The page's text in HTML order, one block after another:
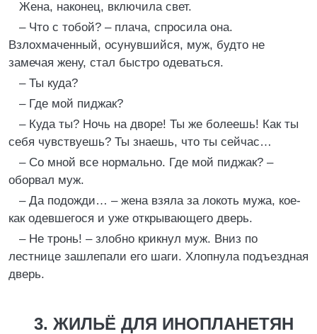
Жена, наконец, включила свет.
– Что с тобой? – плача, спросила она.
Взлохмаченный, осунувшийся, муж, будто не
замечая жену, стал быстро одеваться.
– Ты куда?
– Где мой пиджак?
– Куда ты? Ночь на дворе! Ты же болеешь! Как ты
себя чувствуешь? Ты знаешь, что ты сейчас…
– Со мной все нормально. Где мой пиджак? –
оборвал муж.
– Да подожди… – жена взяла за локоть мужа, кое-
как одевшегося и уже открывающего дверь.
– Не тронь! – злобно крикнул муж. Вниз по
лестнице зашлепали его шаги. Хлопнула подъездная
дверь.
3. ЖИЛЬЁ ДЛЯ ИНОПЛАНЕТЯН